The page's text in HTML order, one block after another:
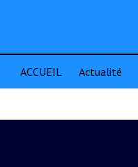
ACCUEIL Actualité